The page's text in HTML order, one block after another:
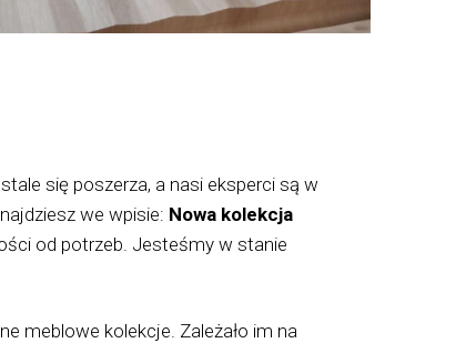
się poszerza, a nasi eksperci są w
we wpisie: Nowa kolekcja
od potrzeb. Jesteśmy w stanie
meblowe kolekcje. Zależało im na